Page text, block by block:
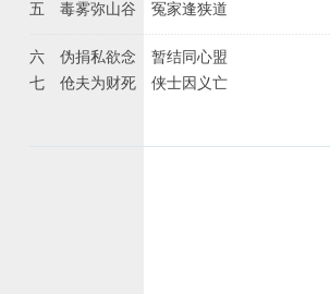
五 毒雾弥山谷 冤家逢狭道
六 伪捐私欲念 暂结同心盟
七 伧夫为财死 侠士因义亡